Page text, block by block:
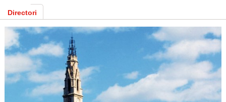
Directori